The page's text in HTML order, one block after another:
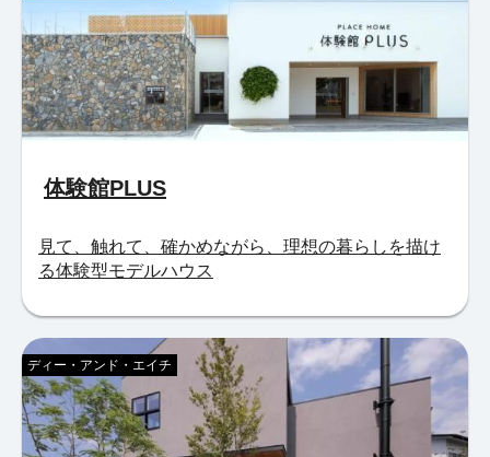
体験館PLUS
見て、触れて、確かめながら、理想の暮らしを描け
る体験型モデルハウス
ディー・アンド・エイチ